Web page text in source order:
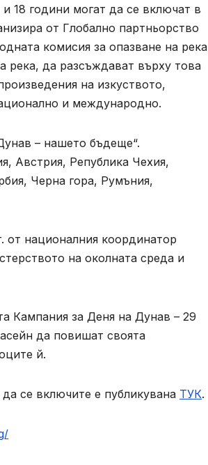
18 години могат да се включат в
от Глобално партньорство
комисия за опазване на река
река, да разсъждават върху това
на изкуството,
и международно.
– нашето бъдеще“.
Австрия, Република Чехия,
Черна гора, Румъния,
от националния координатор
на околната среда и
Кампания за Деня на Дунав – 29
да повишат своята
й.
се включите е публикувана ТУК.